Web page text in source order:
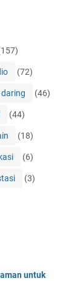
(72)
(46)
(44)
(18)
(6)
(3)
untuk